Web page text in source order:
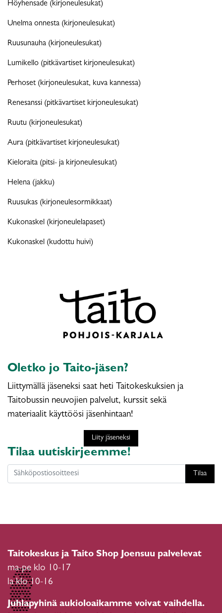
Höyhensade (kirjoneulesukat)
Unelma onnesta (kirjoneulesukat)
Ruusunauha (kirjoneulesukat)
Lumikello (pitkävartiset kirjoneulesukat)
Perhoset (kirjoneulesukat, kuva kannessa)
Renesanssi (pitkävartiset kirjoneulesukat)
Ruutu (kirjoneulesukat)
Aura (pitkävartiset kirjoneulesukat)
Kieloraita (pitsi- ja kirjoneulesukat)
Helena (jakku)
Ruusukas (kirjoneulesormikkaat)
Kukonaskel (kirjoneulelapaset)
Kukonaskel (kudottu huivi)
Oletko jo Taito-jäsen?
Liittymällä jäseneksi saat heti Taitokeskuksien ja
Taitobussin neuvojien palvelut, kurssit sekä
materiaalit käyttöösi jäsenhintaan!
Liity jäseneksi
Tilaa uutiskirjeemme!
Tilaa
Taitokeskus ja Taito Shop Joensuu palvelevat
ma-pe klo 10-17
la klo 10-16
Juhlapyhinä aukioloaikamme voivat vaihdella.